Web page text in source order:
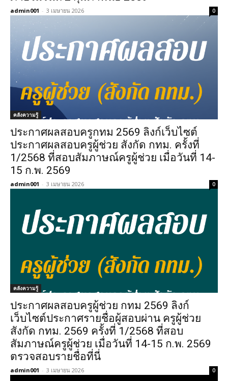
admin001 - 3 เมษายน 2026 0
คลังความรู้
ประกาศผลสอบครูกทม 2569 ลิงก์เว็บไซต์
ประกาศผลสอบครูผู้ช่วย สังกัด กทม. ครั้งที่
1/2568 ที่สอบสัมภาษณ์ครูผู้ช่วย เมื่อวันที่ 14-
15 ก.พ. 2569
admin001 - 3 เมษายน 2026 0
คลังความรู้
ประกาศผลสอบครูผู้ช่วย กทม 2569 ลิงก์
เว็บไซต์ประกาศรายชื่อผู้สอบผ่าน ครูผู้ช่วย
สังกัด กทม. 2569 ครั้งที่ 1/2568 ที่สอบ
สัมภาษณ์ครูผู้ช่วย เมื่อวันที่ 14-15 ก.พ. 2569
ตรวจสอบรายชื่อที่นี่
admin001 - 3 เมษายน 2026 0